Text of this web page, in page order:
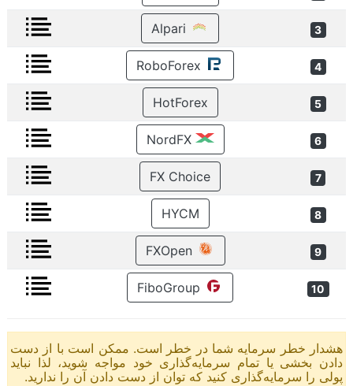
3
4
5
HotForex
6
NordFX
7
FX Choice
8
HYCM
9
FXOpen
10
هشدار خطر سرمایه شما در خطر است. ممکن است با از دست
دادن بخشی یا تمام سرمایه‌گذاری خود مواجه شوید، لذا نباید
پولی را سرمایه‌گذاری کنید که توان از دست دادن آن را ندارید.